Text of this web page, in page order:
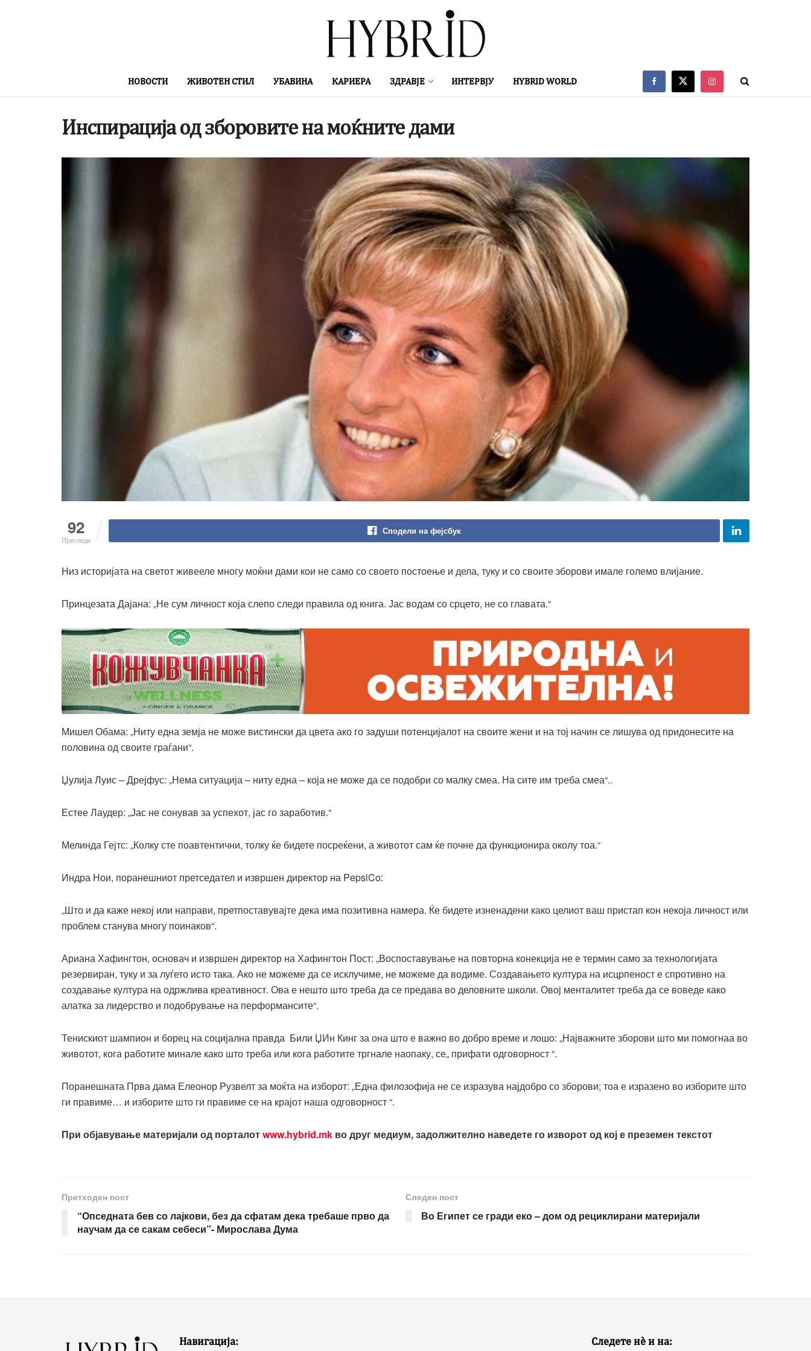
НОВОСТИ ЖИВОТЕН СТИЛ УБАВИНА КАРИЕРА ЗДРАВЈЕ ИНТЕРВЈУ HYBRID WORLD
Инспирација од зборовите на моќните дами
92
Прегледи
Сподели на фејсбук
Низ историјата на светот живееле многу моќни дами кои не само со своето постоење и дела, туку и со своите зборови имале големо влијание.
Принцезата Дајана: „Не сум личност која слепо следи правила од книга. Јас водам со срцето, не со главата.“
Мишел Обама: „Ниту една земја не може вистински да цвета ако го задуши потенцијалот на своите жени и на тој начин се лишува од придонесите на
половина од своите граѓани“.
Џулија Луис – Дрејфус: „Нема ситуација – ниту една – која не може да се подобри со малку смеа. На сите им треба смеа“..
Естее Лаудер: „Јас не сонував за успехот, јас го заработив.“
Мелинда Гејтс: „Колку сте поавтентични, толку ќе бидете посреќени, а животот сам ќе почне да функционира околу тоа.“
Индра Нои, поранешниот претседател и извршен директор на PepsiCo:
„Што и да каже некој или направи, претпоставувајте дека има позитивна намера. Ќе бидете изненадени како целиот ваш пристап кон некоја личност или
проблем станува многу поинаков“.
Ариана Хафингтон, основач и извршен директор на Хафингтон Пост: „Воспоставување на повторна конекција не е термин само за технологијата
резервиран, туку и за луѓето исто така. Ако не можеме да се исклучиме, не можеме да водиме. Создавањето култура на исцрпеност е спротивно на
создавање култура на одржлива креативност. Ова е нешто што треба да се предава во деловните школи. Овој менталитет треба да се воведе како
алатка за лидерство и подобрување на перформансите“.
Тенискиот шампион и борец на социјална правда Били ЏИн Кинг за она што е важно во добро време и лошо: „Најважните зборови што ми помогнаа во
животот, кога работите минале како што треба или кога работите тргнале наопаку, се„ прифати одговорност “.
Поранешната Прва дама Елеонор Рузвелт за моќта на изборот: „Една филозофија не се изразува најдобро со зборови; тоа е изразено во изборите што
ги правиме… и изборите што ги правиме се на крајот наша одговорност “.
При објавување материјали од порталотwww.hybrid.mk во друг медиум, задолжително наведете го изворот од кој е преземен текстот
Претходен пост
“Опседната бев со лајкови, без да сфатам дека требаше прво да
научам да се сакам себеси”- Мирослава Дума
Следен пост
Во Египет се гради еко – дом од рециклирани материјали
Навигација: Следете нѐ и на: